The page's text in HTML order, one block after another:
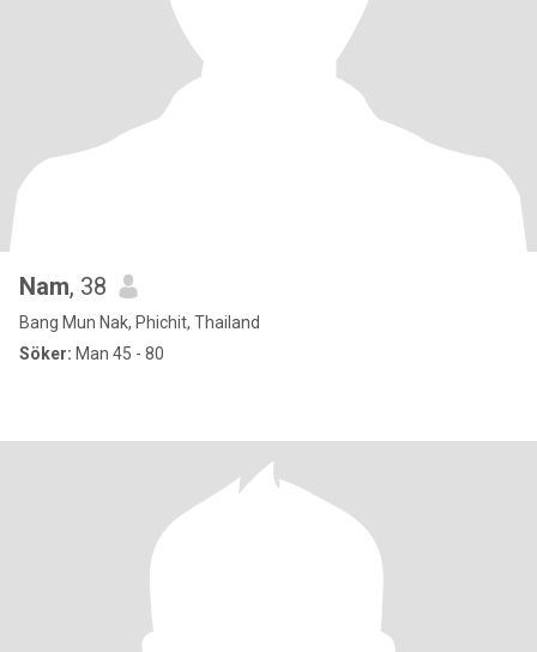
Nam, 38
Bang Mun Nak, Phichit, Thailand
Söker: Man 45 - 80